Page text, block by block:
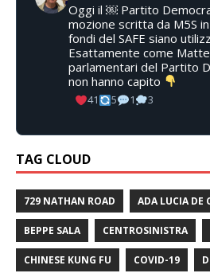
Oggi il ￼ Partito
mozione scritta da M5S
fondi del SAFE siano
Esattamente come
parlamentari del Partito
non hanno capito
41 5 1 3
TAG CLOUD
729 NATHAN ROAD ADA LUCIA DE
BEPPE SALA CENTROSINISTRA
CHINESE KUNG FU COVID-19